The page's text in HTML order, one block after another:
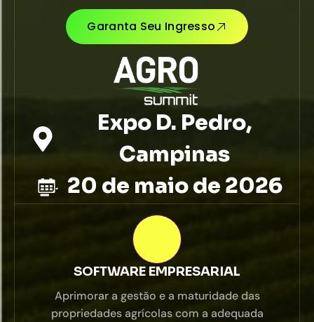
Garanta Seu Ingresso
Expo D. Pedro,
Campinas
20 de maio de 2026
SOFTWARE EMPRESARIAL
Aprimorar a gestão e a maturidade das
propriedades agrícolas com a adequada